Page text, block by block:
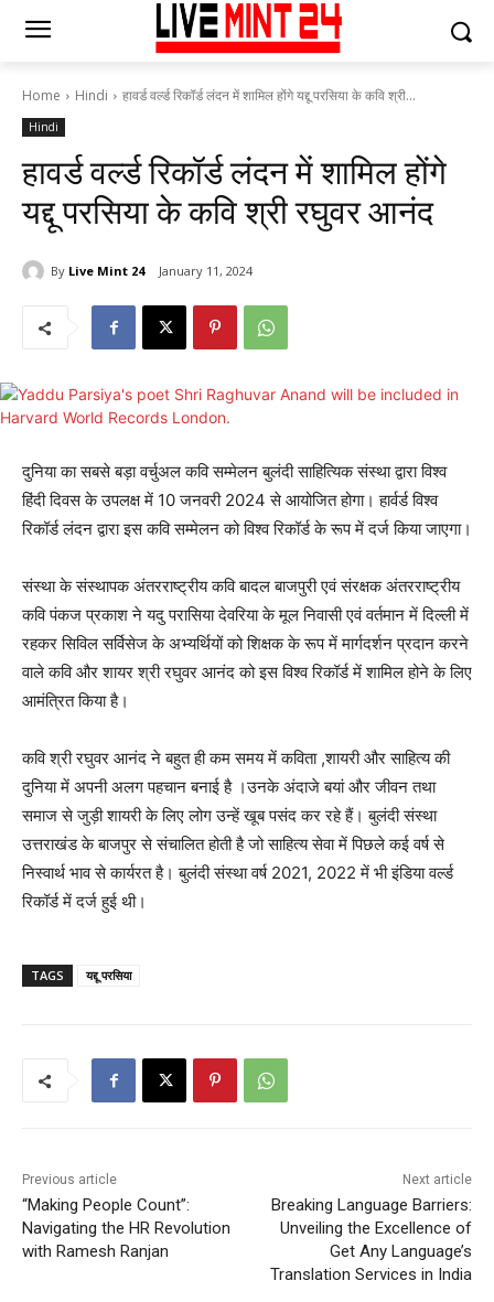
Home Hindi हावर्ड वर्ल्ड रिकॉर्ड लंदन में शामिल होंगे यद्दू परसिया के कवि श्री...
Hindi
हावर्ड वर्ल्ड रिकॉर्ड लंदन में शामिल होंगे
यद्दू परसिया के कवि श्री रघुवर आनंद
By Live Mint 24 January 11, 2024
दुनिया का सबसे बड़ा वर्चुअल कवि सम्मेलन बुलंदी साहित्यिक संस्था द्वारा विश्व
हिंदी दिवस के उपलक्ष में 10 जनवरी 2024 से आयोजित होगा। हार्वर्ड विश्व
रिकॉर्ड लंदन द्वारा इस कवि सम्मेलन को विश्व रिकॉर्ड के रूप में दर्ज किया जाएगा।
संस्था के संस्थापक अंतरराष्ट्रीय कवि बादल बाजपुरी एवं संरक्षक अंतरराष्ट्रीय
कवि पंकज प्रकाश ने यदु परासिया देवरिया के मूल निवासी एवं वर्तमान में दिल्ली में
रहकर सिविल सर्विसेज के अभ्यर्थियों को शिक्षक के रूप में मार्गदर्शन प्रदान करने
वाले कवि और शायर श्री रघुवर आनंद को इस विश्व रिकॉर्ड में शामिल होने के लिए
आमंत्रित किया है।
कवि श्री रघुवर आनंद ने बहुत ही कम समय में कविता ,शायरी और साहित्य की
दुनिया में अपनी अलग पहचान बनाई है ।उनके अंदाजे बयां और जीवन तथा
समाज से जुड़ी शायरी के लिए लोग उन्हें खूब पसंद कर रहे हैं। बुलंदी संस्था
उत्तराखंड के बाजपुर से संचालित होती है जो साहित्य सेवा में पिछले कई वर्ष से
निस्वार्थ भाव से कार्यरत है। बुलंदी संस्था वर्ष 2021, 2022 में भी इंडिया वर्ल्ड
रिकॉर्ड में दर्ज हुई थी।
TAGS यद्दू परसिया
Previous article
“Making People Count”:
Navigating the HR Revolution
with Ramesh Ranjan
Next article
Breaking Language Barriers:
Unveiling the Excellence of
Get Any Language’s
Translation Services in India